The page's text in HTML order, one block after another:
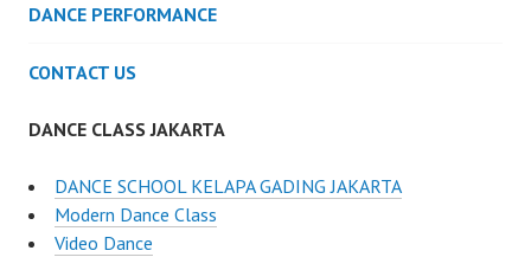
DANCE PERFORMANCE
CONTACT US
DANCE CLASS JAKARTA
DANCE SCHOOL KELAPA GADING JAKARTA
Modern Dance Class
Video Dance